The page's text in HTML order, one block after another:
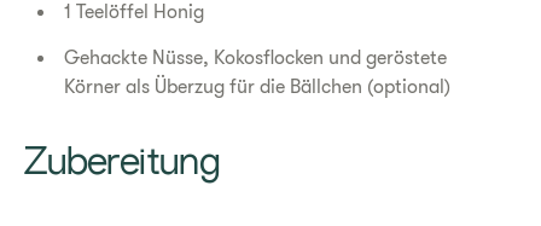
1 Teelöffel Honig
Gehackte Nüsse, Kokosflocken und geröstete
Körner als Überzug für die Bällchen (optional)
Zubereitung